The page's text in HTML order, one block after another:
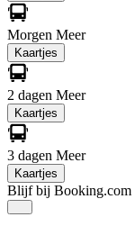
Morgen Meer
Kaartjes
2 dagen Meer
Kaartjes
3 dagen Meer
Kaartjes
Blijf bij Booking.com